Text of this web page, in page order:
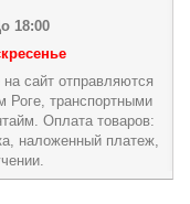
18:00
сайт отправляются
Роге, транспортными
Оплата товаров:
наложенный платеж,